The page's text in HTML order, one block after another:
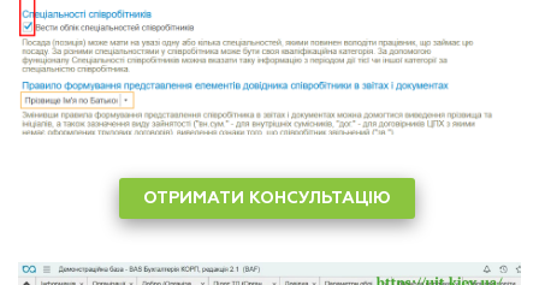
ОТРИМАТИ КОНСУЛЬТАЦІЮ